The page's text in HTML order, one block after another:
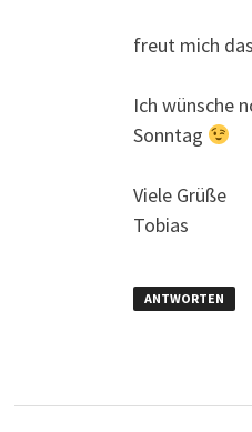
freut mich
Ich wünsche
Sonntag
Viele Grüße
Tobias
ANTWORTEN